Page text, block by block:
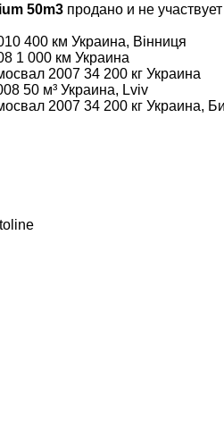
50m3 продано и не
400 км Украина, Вінниця
1 000 км Украина
2007 34 200 кг Украина
50 м³ Украина, Lviv
2007 34 200 кг Украина,